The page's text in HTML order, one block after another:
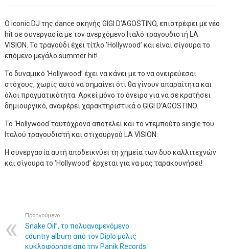
Ο iconic DJ της dance σκηνής GIGI D’AGOSTINO, επιστρέφει με νέο
hit σε συνεργασία με τον ανερχόμενο Ιταλό τραγουδιστή LA
VISION. To τραγούδι έχει τίτλο ‘Hollywood’ και είναι σίγουρα το
επόμενο μεγάλο summer hit!
To δυναμικό ‘Hollywood’ έχει να κάνει με το να ονειρεύεσαι
στόχους, χωρίς αυτό να σημαίνει ότι θα γίνουν απαραίτητα και
όλοι πραγματικότητα. Αρκεί μόνο το όνειρο για να σε κρατήσει
δημιουργικό, αναφέρει χαρακτηριστικά ο GIGI D’AGOSTINO.
Το ‘Hollywood΄ταυτόχρονα αποτελεί και το ντεμπούτο single του
Ιταλού τραγουδιστή και στιχουργού LA VISION.
Η συνεργασία αυτή αποδεικνύει τη χημεία των δυο καλλιτεχνών
και σίγουρα το ‘Hollywood’ έρχεται για να μας ταρακουνήσει!
Προηγούμενο
Snake Oil”, το πολυαναμενόμενο
country album από τον Diplo μόλις
κυκλοφόρησε από την Panik Records